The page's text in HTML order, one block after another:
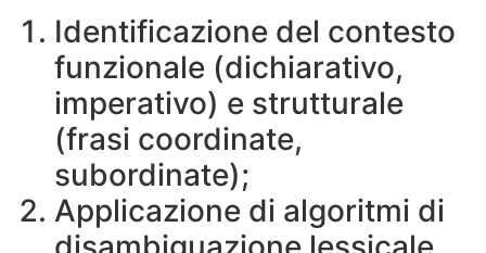
Identificazione del contesto
funzionale (dichiarativo,
imperativo) e strutturale
(frasi coordinate,
subordinate);
Applicazione di algoritmi di